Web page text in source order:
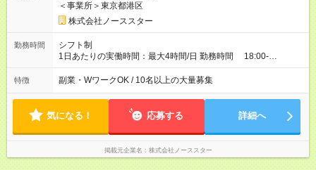
＜事業所＞東京都港区
株式会社ノーススター
勤務時間
シフト制
1日あたりの実働時間：最大4時間/日 勤務時間 18:00-
22:00（固定） 週3日以上
特徴 副業・WワークOK / 10名以上の大量募集
気になる！ 応募する 詳細へ
掲載元企業名 株式会社ノーススター